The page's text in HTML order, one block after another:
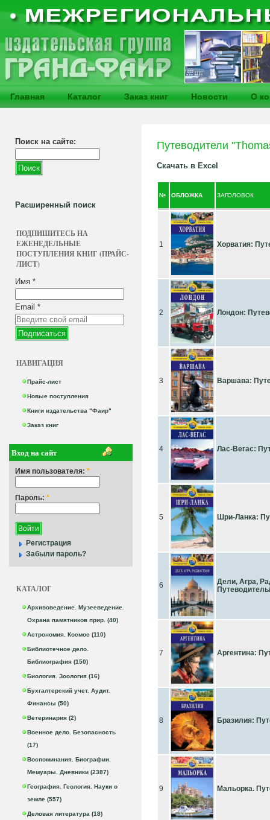
Главная Каталог Заказ книг Новости О
Поиск на сайте:
Расширенный поиск
ПОДПИШИТЕСЬ НА
ЕЖЕНЕДЕЛЬНЫЕ
ПОСТУПЛЕНИЯ КНИГ (ПРАЙС-
ЛИСТ)
Имя *
Email *
НАВИГАЦИЯ
Прайс-лист
Новые поступления
Книги издательства "Фаир"
Заказ книг
Вход на сайт
Имя пользователя: *
Пароль: *
Регистрация
Забыли пароль?
КАТАЛОГ
Архивоведение. Музееведение.
Охрана памятников прир. (40)
Астрономия. Космос (110)
Библиотечное дело.
Библиография (150)
Биология. Зоология (16)
Бухгалтерский учет. Аудит.
Финансы (50)
Ветеринария (2)
Военное дело. Безопасность
(17)
Воспоминания. Биографии.
Мемуары. Дневники (2387)
География. Геология. Науки о
земле (557)
Деловая литература (18)
Путеводители
Скачать в Excel
№ ОБЛОЖКА ЗАГОЛОВОК
1 Хорватия:
2 Лондон:
3 Варшава:
4 Лас-Вегас:
5 Шри-Ланка:
6
Дели, Агра,
7 Аргентина:
8 Бразилия:
9 Мальорка.